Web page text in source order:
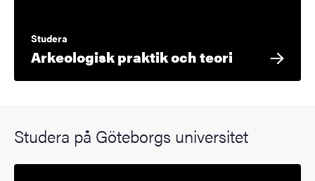
Studera
Arkeologisk praktik och teori
Studera på Göteborgs universitet